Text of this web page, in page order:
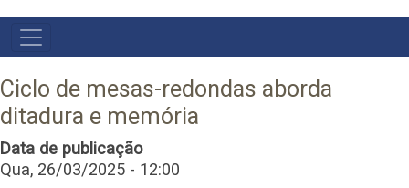
NAVEGADOR
PRINCIPAL
Ciclo de mesas-redondas aborda
ditadura e memória
Data de publicação
Qua, 26/03/2025 - 12:00